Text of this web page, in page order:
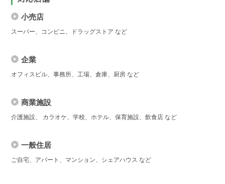
小売店
スーパー、コンビニ、ドラッグストア など
企業
オフィスビル、事務所、工場、倉庫、厨房 など
商業施設
介護施設、 カラオケ、学校、ホテル、保育施設、飲食店 など
一般住居
ご自宅、アパート、マンション、シェアハウス など